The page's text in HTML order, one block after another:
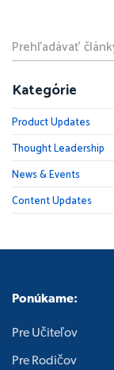
Kategórie
Product Updates
Thought Leadership
News & Events
Content Updates
Ponúkame:
Pre Učiteľov
Pre Rodičov